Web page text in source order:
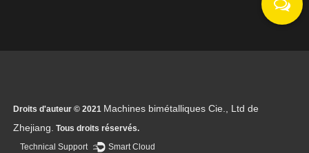
Droits d'auteur © 2021 Machines bimétalliques Cie., Ltd de
Zhejiang. Tous droits réservés.
Technical Support ： Smart Cloud